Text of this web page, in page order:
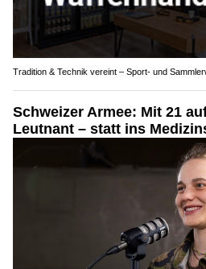
Tradition & Technik vereint – Sport- und
Schweizer Armee: Mit 21
Leutnant – statt ins